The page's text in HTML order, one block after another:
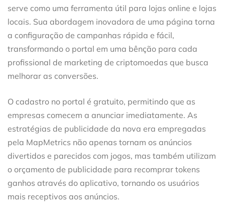
serve como uma ferramenta útil para lojas online e lojas
locais. Sua abordagem inovadora de uma página torna
a configuração de campanhas rápida e fácil,
transformando o portal em uma bênção para cada
profissional de marketing de criptomoedas que busca
melhorar as conversões.
O cadastro no portal é gratuito, permitindo que as
empresas comecem a anunciar imediatamente. As
estratégias de publicidade da nova era empregadas
pela MapMetrics não apenas tornam os anúncios
divertidos e parecidos com jogos, mas também utilizam
o orçamento de publicidade para recomprar tokens
ganhos através do aplicativo, tornando os usuários
mais receptivos aos anúncios.